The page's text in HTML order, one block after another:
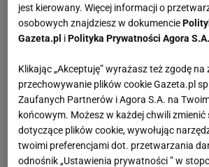
jest kierowany. Więcej informacji o
osobowych znajdziesz w dokumencie
Gazeta.pl iPolityka Prywatności Agora S.A.
Klikając „Akceptuję” wyrażasz też zgodę
przechowywanie plików cookie Gazeta.pl
Zaufanych Partnerów i Agora S.A. na
końcowym. Możesz w każdej chwili zmienić
dotyczące plików cookie, wywołując
twoimi preferencjami dot. przetwarzania
odnośnik „Ustawienia prywatności ” w